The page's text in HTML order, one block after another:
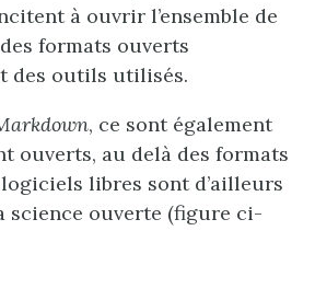
à ouvrir l’ensemble de
formats ouverts
des outils utilisés.
, ce sont également
ouverts, au delà des formats
libres sont d’ailleurs
science ouverte (figure ci-